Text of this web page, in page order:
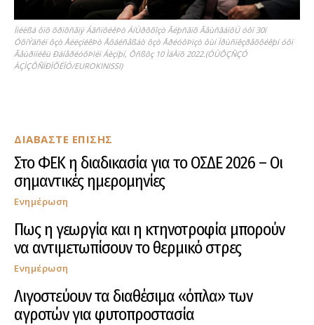
ΔΙΑΒΑΣΤΕ ΕΠΙΣΗΣ
Στο ΦΕΚ η διαδικασία για το ΟΣΔΕ 2026 – Οι
σημαντικές ημερομηνίες
Ενημέρωση
Πως η γεωργία και η κτηνοτροφία μπορούν
να αντιμετωπίσουν το θερμικό στρες
Ενημέρωση
Λιγοστεύουν τα διαθέσιμα «όπλα» των
αγροτών για φυτοπροστασία
Ïìéëßá ôïõ õðïõñãïý ÁãñïôéêÞò ÁíÜðôõîçò Ãéþñãïõ ÃåùñãáíôÜ óôï 30ï
ÓõíÝäñéï ôçò ÅëëçíéêÞò Åôáéñåßáò ôçò ÅðéóôÞìçò ôùí Ïðùñïêçðåõôéêþí óôï
Ãåùðïíéêü ÐáíåðéóôÞìéï Áèçíþí, Ôñßôç 10 ÌáÀïõ 2022.(ÓÙÔÇÑÇÓ
ÄÇÌÇÔÑÏÐÏÕËÏÓ/EUROKINISSI)